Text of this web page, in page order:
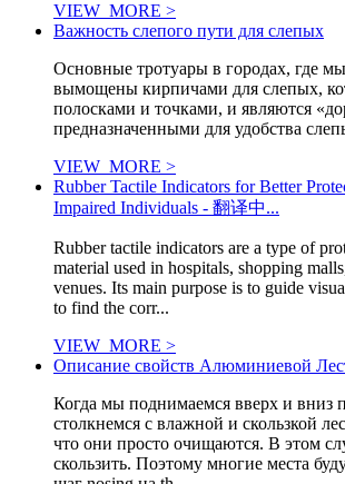
VIEW_MORE >
Важность слепого пути для слепых
Основные тротуары в городах, где
вымощены кирпичами для слепых,
полосками и точками, и являются
предназначенными для удобства
VIEW_MORE >
Rubber Tactile Indicators for Better
Impaired Individuals - 翻译中...
Rubber tactile indicators are a type of
material used in hospitals, shopping
venues. Its main purpose is to guide
to find the corr...
VIEW_MORE >
Описание свойств Алюминиевой
Когда мы поднимаемся вверх и вниз
столкнемся с влажной и скользкой
что они просто очищаются. В этом
скользить. Поэтому многие места